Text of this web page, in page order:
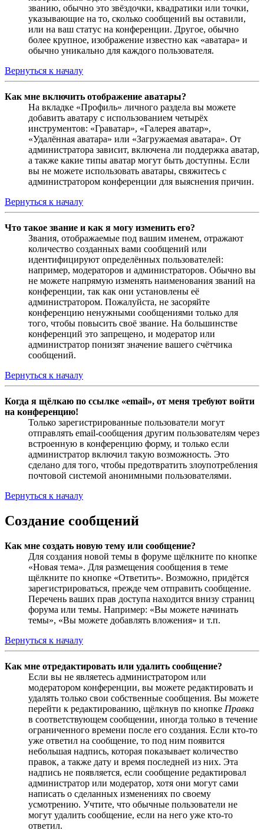
званию, обычно это звёздочки, квадратики или точки,
указывающие на то, сколько сообщений вы оставили,
или на ваш статус на конференции. Другое, обычно
более крупное, изображение известно как «аватара» и
обычно уникально для каждого пользователя.
Вернуться к началу
Как мне включить отображение аватары?
На вкладке «Профиль» личного раздела вы можете
добавить аватару с использованием четырёх
инструментов: «Граватар», «Галерея аватар»,
«Удалённая аватара» или «Загружаемая аватара». От
администратора зависит, включена ли поддержка аватар,
а также какие типы аватар могут быть доступны. Если
вы не можете использовать аватары, свяжитесь с
администратором конференции для выяснения причин.
Вернуться к началу
Что такое звание и как я могу изменить его?
Звания, отображаемые под вашим именем, отражают
количество созданных вами сообщений или
идентифицируют определённых пользователей:
например, модераторов и администраторов. Обычно вы
не можете напрямую изменять наименования званий на
конференции, так как они установлены её
администратором. Пожалуйста, не засоряйте
конференцию ненужными сообщениями только для
того, чтобы повысить своё звание. На большинстве
конференций это запрещено, и модератор или
администратор понизят значение вашего счётчика
сообщений.
Вернуться к началу
Когда я щёлкаю по ссылке «email», от меня требуют войти
на конференцию!
Только зарегистрированные пользователи могут
отправлять email-сообщения другим пользователям через
встроенную в конференцию форму, и только если
администратор включил такую возможность. Это
сделано для того, чтобы предотвратить злоупотребления
почтовой системой анонимными пользователями.
Вернуться к началу
Создание сообщений
Как мне создать новую тему или сообщение?
Для создания новой темы в форуме щёлкните по кнопке
«Новая тема». Для размещения сообщения в теме
щёлкните по кнопке «Ответить». Возможно, придётся
зарегистрироваться, прежде чем отправить сообщение.
Перечень ваших прав доступа находится внизу страниц
форума или темы. Например: «Вы можете начинать
темы», «Вы можете добавлять вложения» и т.п.
Вернуться к началу
Как мне отредактировать или удалить сообщение?
Если вы не являетесь администратором или
модератором конференции, вы можете редактировать и
удалять только свои собственные сообщения. Вы можете
перейти к редактированию, щёлкнув по кнопке Правка
в соответствующем сообщении, иногда только в течение
ограниченного времени после его создания. Если кто-то
уже ответил на сообщение, то под ним появится
небольшая надпись, которая показывает количество
правок, а также дату и время последней из них. Эта
надпись не появляется, если сообщение редактировал
администратор или модератор, хотя они могут сами
написать о сделанных изменениях по своему
усмотрению. Учтите, что обычные пользователи не
могут удалить сообщение, если на него уже кто-то
ответил.